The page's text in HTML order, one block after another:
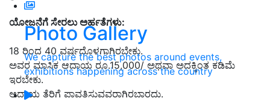
Photo Gallery
We capture the best photos around events,
exhibitions happening across the country
ಯೋಜನೆಗೆ ಸೇರಲು ಅರ್ಹತೆಗಳು:
18 ರಿಂದ 40 ವರ್ಷದೊಳಗಾಗಿರಬೇಕು.
ಅವರ ಮಾಸಿಕ ಆದಾಯ ರೂ.15,000/ ಅಥವಾ ಅದಕ್ಕಿಂತ ಕಡಿಮೆ
ಇರಬೇಕು.
ಆದಾಯ ತೆರಿಗೆ ಪಾವತಿಸುವವರಾಗಿರಬಾರದು.